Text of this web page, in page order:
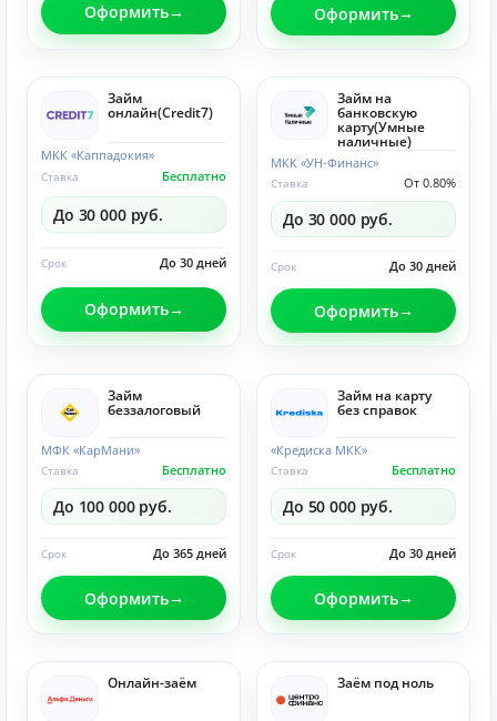
Оформить Оформить
Займ
онлайн(Credit7)
МКК «Каппадокия»
Бесплатно
Ставка
До 30 000 руб.
До 30 дней
Срок
Оформить
Займ на
банковскую
карту(Умные
наличные)
МКК «УН-Финанс»
От 0.80%
Ставка
До 30 000 руб.
До 30 дней
Срок
Оформить
Займ
беззалоговый
МФК «КарМани»
Бесплатно
Ставка
До 100 000 руб.
До 365 дней
Срок
Оформить
Займ на карту
без справок
«Кредиска МКК»
Бесплатно
Ставка
До 50 000 руб.
До 30 дней
Срок
Оформить
Онлайн-заём Заём под ноль